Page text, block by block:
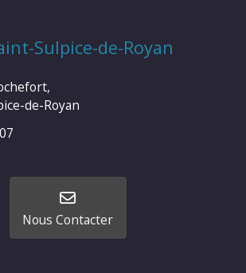
Sulpice-de-Royan
de-Royan
Nous Contacter